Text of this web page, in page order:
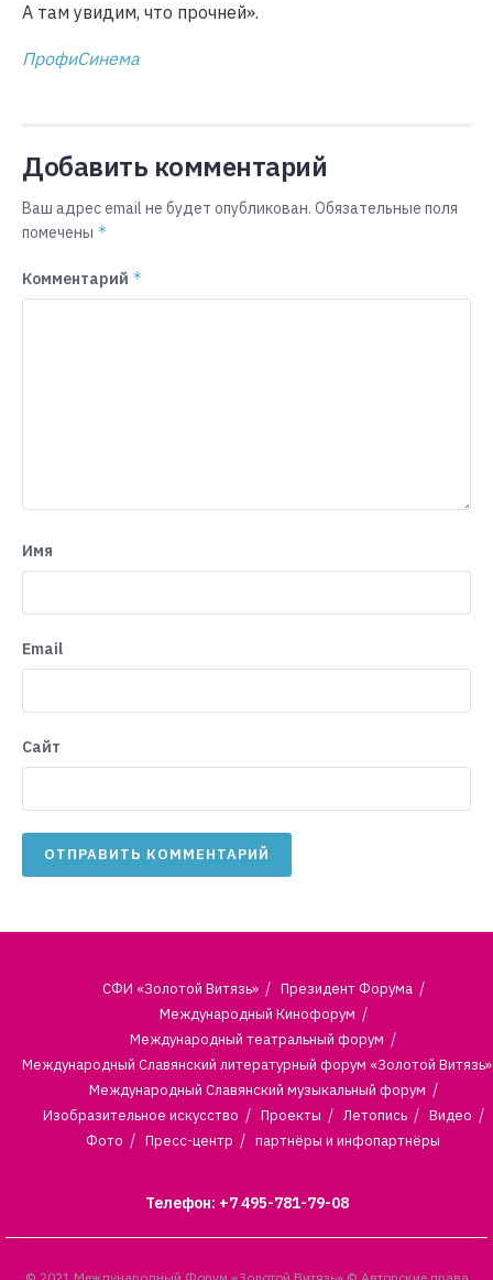
А там увидим, что прочней».
ПрофиСинема
Добавить комментарий
Ваш адрес email не будет опубликован. Обязательные поля
помечены *
Комментарий *
Имя
Email
Сайт
СФИ «Золотой Витязь»
Президент Форума
Международный Кинофорум
Международный театральный форум
Международный Славянский литературный форум «Золотой Витязь»
Международный Славянский музыкальный форум
Изобразительное искусство
Проекты Летопись
Видео
Фото
Пресс-центр партнёры и инфопартнёры
Телефон: +7 495-781-79-08